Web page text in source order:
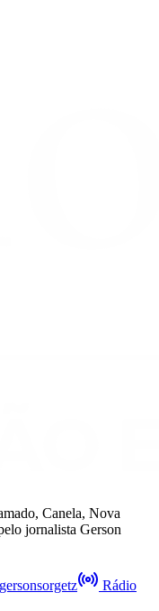
Canela, Nova
jornalista Gerson
Rádio